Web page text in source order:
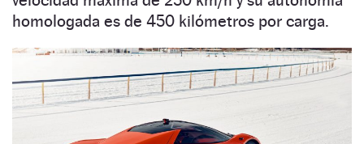
homologada es de 450 kilómetros por carga.